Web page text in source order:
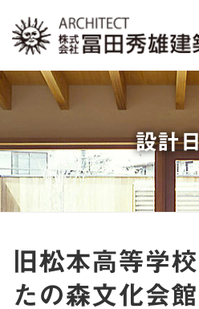
設計
旧松本高等学
たの森文化会館